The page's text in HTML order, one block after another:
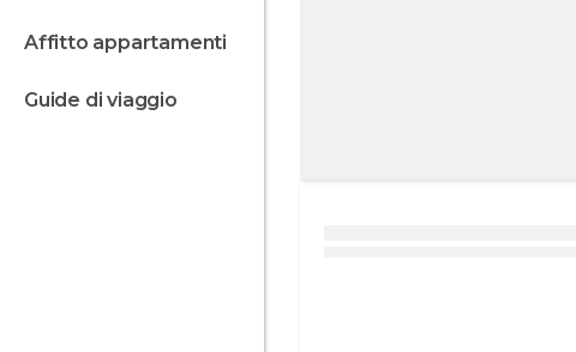
affitto appartamenti
guide di viaggio